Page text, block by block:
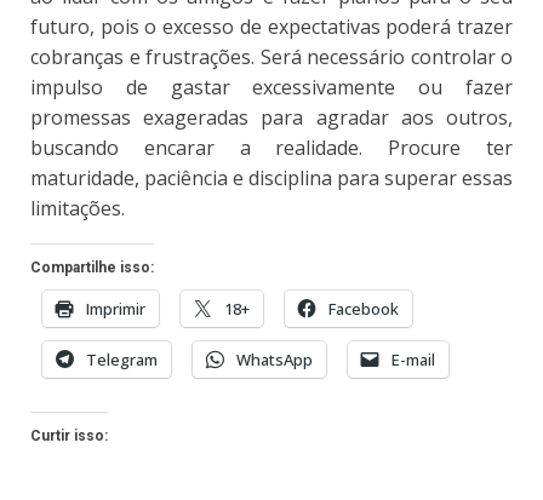
futuro, pois o excesso de expectativas poderá trazer
cobranças e frustrações. Será necessário controlar o
impulso de gastar excessivamente ou fazer
promessas exageradas para agradar aos outros,
buscando encarar a realidade. Procure ter
maturidade, paciência e disciplina para superar essas
limitações.
Compartilhe isso:
Imprimir 18+ Facebook
Telegram WhatsApp E-mail
Curtir isso: